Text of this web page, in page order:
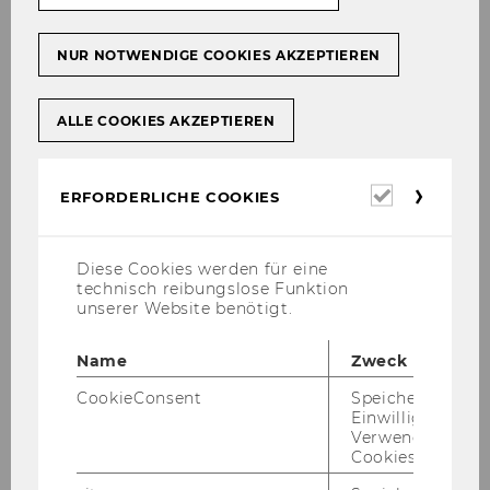
sors. Their com­bi­ned aca­de­mic out­put
amounts to over 1,100 aca­de­mic pu­bli­ca­ti­ons
per year. See our
PURE re­se­arch da­ta­ba­se
an over­view of all WU re­se­ar­chers and their pu­
NUR NOTWENDIGE COOKIES AKZEPTIEREN
ALLE COOKIES AKZEPTIEREN
ERFORDERLICHE COOKIES
Diese Cookies werden für eine
technisch reibungslose Funktion
unserer Website benötigt.
Name
Zweck
CookieConsent
Speichert Ihre
Einwilligung zur
Verwendung von
Cookies.